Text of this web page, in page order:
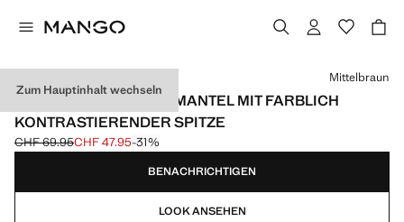
Zum Hauptinhalt wechseln
BAUMWOLL-MORGENMANTEL MIT FARBLICH
KONTRASTIERENDER SPITZE
Ausgangspreis durchgestrichen [CHF 69.95 ]
CHF 69.95
Aktueller Preis [CHF 47.95 ]
CHF 47.95-31%
Wählen Sie eine Farbe
Mittelbraun
BENACHRICHTIGEN
LOOK ANSEHEN